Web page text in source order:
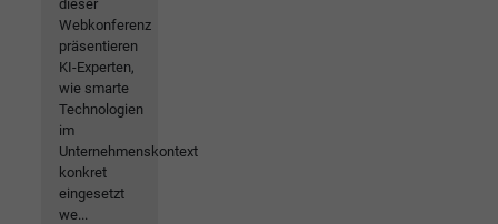
dieser
Webkonferenz
präsentieren
KI-Experten,
wie smarte
Technologien
im
Unternehmenskontext
konkret
eingesetzt
we...